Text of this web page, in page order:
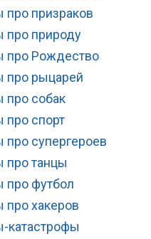
призраков
природу
про Рождество
про рыцарей
собак
спорт
супергероев
танцы
футбол
хакеров
катастрофы